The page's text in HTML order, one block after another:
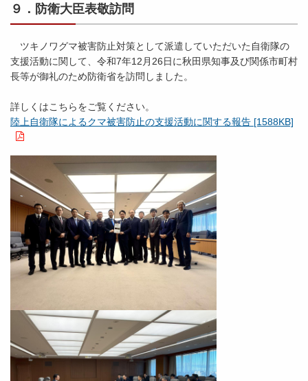
９．防衛大臣表敬訪問
ツキノワグマ被害防止対策として派遣していただいた自衛隊の
支援活動に関して、令和7年12月26日に秋田県知事及び関係市町村
長等が御礼のため防衛省を訪問しました。
詳しくはこちらをご覧ください。
陸上自衛隊によるクマ被害防止の支援活動に関する報告 [1588KB]